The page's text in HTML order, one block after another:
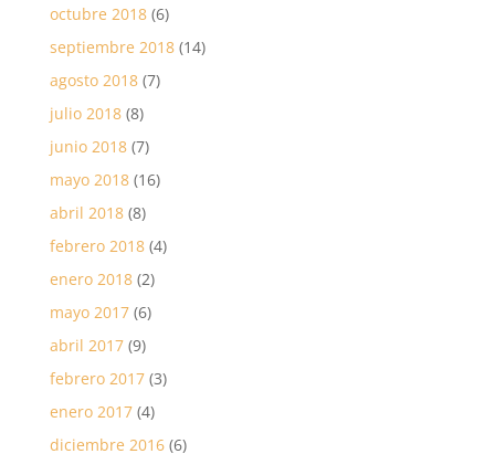
octubre 2018(6)
septiembre 2018(14)
agosto 2018(7)
julio 2018(8)
junio 2018(7)
mayo 2018(16)
abril 2018(8)
febrero 2018(4)
enero 2018(2)
mayo 2017(6)
abril 2017(9)
febrero 2017(3)
enero 2017(4)
diciembre 2016(6)